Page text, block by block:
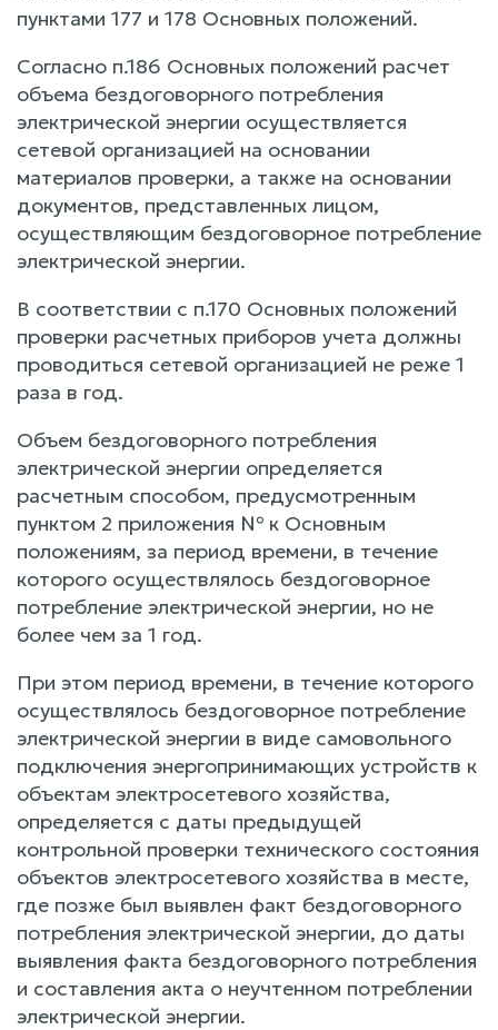
пунктами 177 и 178 Основных положений.
Согласно п.186 Основных положений расчет
объема бездоговорного потребления
электрической энергии осуществляется
сетевой организацией на основании
материалов проверки, а также на основании
документов, представленных лицом,
осуществляющим бездоговорное потребление
электрической энергии.
В соответствии с п.170 Основных положений
проверки расчетных приборов учета должны
проводиться сетевой организацией не реже 1
раза в год.
Объем бездоговорного потребления
электрической энергии определяется
расчетным способом, предусмотренным
пунктом 2 приложения № к Основным
положениям, за период времени, в течение
которого осуществлялось бездоговорное
потребление электрической энергии, но не
более чем за 1 год.
При этом период времени, в течение которого
осуществлялось бездоговорное потребление
электрической энергии в виде самовольного
подключения энергопринимающих устройств к
объектам электросетевого хозяйства,
определяется с даты предыдущей
контрольной проверки технического состояния
объектов электросетевого хозяйства в месте,
где позже был выявлен факт бездоговорного
потребления электрической энергии, до даты
выявления факта бездоговорного потребления
и составления акта о неучтенном потреблении
электрической энергии.